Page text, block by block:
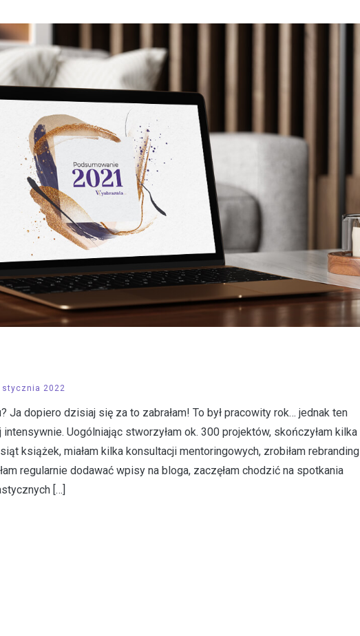
stycznia 2022
Ja dopiero dzisiaj się za to zabrałam! To był pracowity rok… jednak ten
Uogólniając stworzyłam ok. 300 projektów, skończyłam kilka
książek, miałam kilka konsultacji mentoringowych, zrobiłam rebranding
regularnie dodawać wpisy na bloga, zaczęłam chodzić na spotkania
[…]